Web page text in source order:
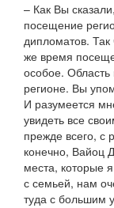
– Как Вы
посещение
дипломатов. Так
же время
особое. Область
регионе. Вы
И разумеется
увидеть все
прежде всего, с
конечно, Вайоц
места, которые
с семьей, нам
туда с большим